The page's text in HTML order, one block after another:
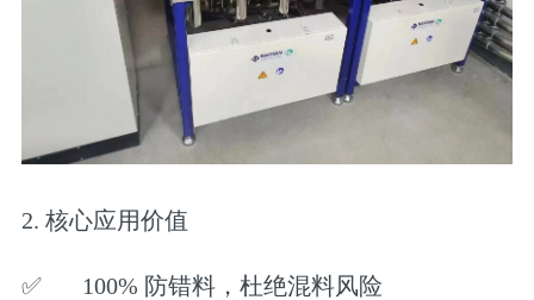
2. 核心应用价值
✅ 100% 防错料，杜绝混料风险